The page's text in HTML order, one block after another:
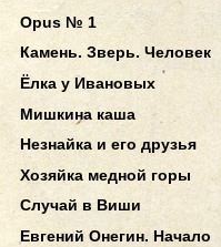
Opus № 1
Камень. Зверь. Человек
Ёлка у Ивановых
Мишкина каша
Незнайка и его друзья
Хозяйка медной горы
Случай в Виши
Евгений Онегин. Начало